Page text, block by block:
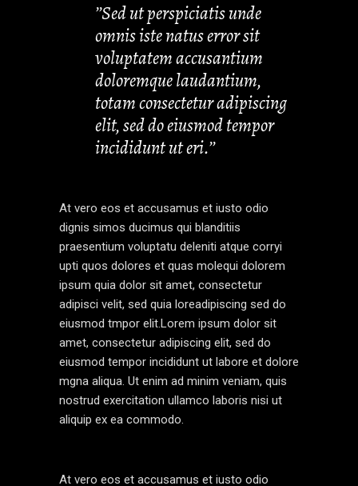
’’Sed ut perspiciatis unde
omnis iste natus error sit
voluptatem accusantium
doloremque laudantium,
totam consectetur adipiscing
elit, sed do eiusmod tempor
incididunt ut eri.’’
At vero eos et accusamus et iusto odio
dignis simos ducimus qui blanditiis
praesentium voluptatu deleniti atque corryi
upti quos dolores et quas molequi dolorem
ipsum quia dolor sit amet, consectetur
adipisci velit, sed quia loreadipiscing sed do
eiusmod tmpor elit.Lorem ipsum dolor sit
amet, consectetur adipiscing elit, sed do
eiusmod tempor incididunt ut labore et dolore
mgna aliqua. Ut enim ad minim veniam, quis
nostrud exercitation ullamco laboris nisi ut
aliquip ex ea commodo.
At vero eos et accusamus et iusto odio